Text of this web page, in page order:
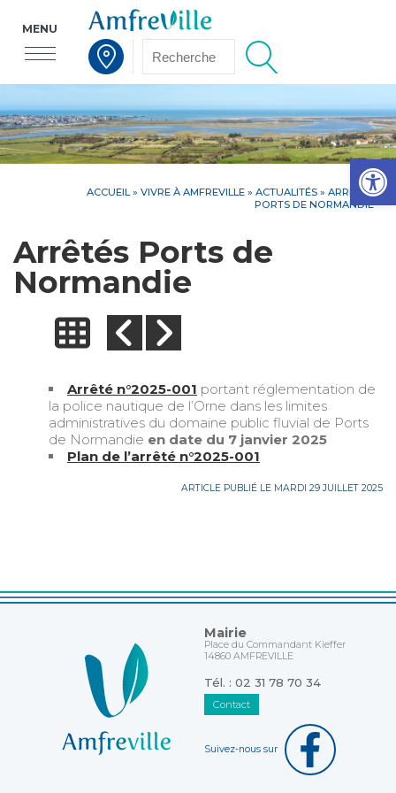
Voir la carte interactive
MENU
ACCUEIL » VIVRE À AMFREVILLE » ACTUALITÉS » ARRÊTÉS
PORTS DE NORMANDIE
Arrêtés Ports de
Normandie
Arrêté n°2025-001 portant réglementation de
la police nautique de l’Orne dans les limites
administratives du domaine public fluvial de Ports
de Normandie en date du 7 janvier 2025
Plan de l’arrêté n°2025-001
ARTICLE PUBLIÉ LE MARDI 29 JUILLET 2025
Mairie
Place du Commandant Kieffer
14860 AMFREVILLE
Tél. : 02 31 78 70 34
Contact
Suivez-nous sur